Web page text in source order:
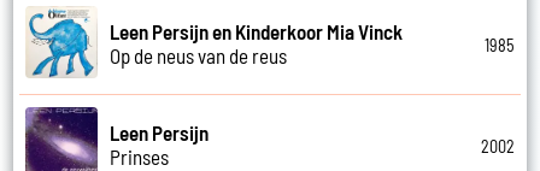
Leen Persijn en Kinderkoor Mia Vinck
Op de neus van de reus
1985
Leen Persijn
Prinses
2002